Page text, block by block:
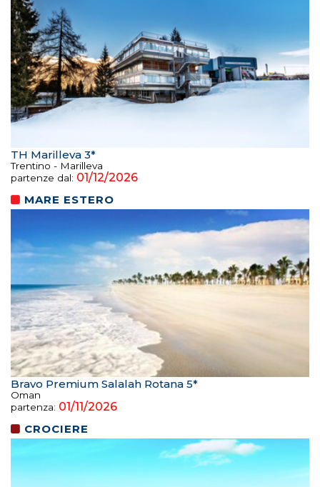
TH Marilleva 3*
Trentino - Marilleva
partenze dal: 01/12/2026
MARE ESTERO
Bravo Premium Salalah Rotana 5*
Oman
partenza: 01/11/2026
CROCIERE